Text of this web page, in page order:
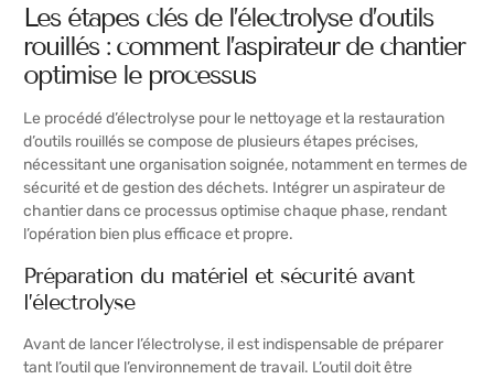
Les étapes clés de l’électrolyse d’outils
rouillés : comment l’aspirateur de chantier
optimise le processus
Le procédé d’électrolyse pour le nettoyage et la restauration
d’outils rouillés se compose de plusieurs étapes précises,
nécessitant une organisation soignée, notamment en termes de
sécurité et de gestion des déchets. Intégrer un aspirateur de
chantier dans ce processus optimise chaque phase, rendant
l’opération bien plus efficace et propre.
Préparation du matériel et sécurité avant
l’électrolyse
Avant de lancer l’électrolyse, il est indispensable de préparer
tant l’outil que l’environnement de travail. L’outil doit être